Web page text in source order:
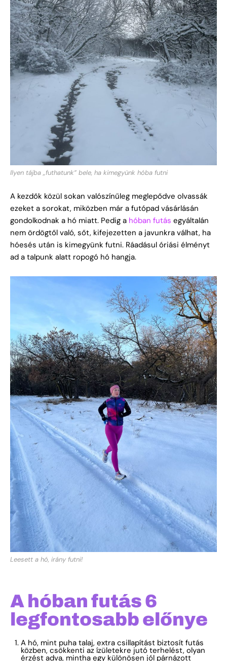
Ilyen tájba „futhatunk” bele, ha kimegyünk hóba futni
A kezdők közül sokan valószínűleg meglepődve olvassák
ezeket a sorokat, miközben már a futópad vásárlásán
gondolkodnak a hó miatt. Pedig a hóban futás egyáltalán
nem ördögtől való, sőt, kifejezetten a javunkra válhat, ha
hóesés után is kimegyünk futni. Ráadásul óriási élményt
ad a talpunk alatt ropogó hó hangja.
Leesett a hó, irány futni!
A hóban futás 6
legfontosabb előnye
A hó, mint puha talaj, extra csillapítást biztosít futás
közben, csökkenti az ízületekre jutó terhelést, olyan
érzést adva, mintha egy különösen jól párnázott